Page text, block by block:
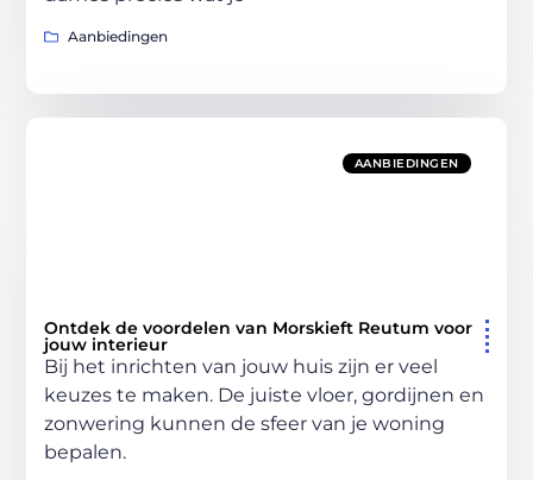
Aanbiedingen
AANBIEDINGEN
Ontdek de voordelen van Morskieft Reutum voor
jouw interieur
Bij het inrichten van jouw huis zijn er veel
keuzes te maken. De juiste vloer, gordijnen en
zonwering kunnen de sfeer van je woning
bepalen.